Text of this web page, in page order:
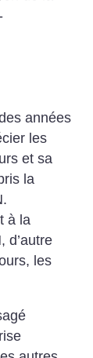
années
les
et sa
la
à la
d’autre
les